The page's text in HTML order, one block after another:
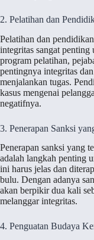
2. Pelatihan dan
Pelatihan dan
integritas sangat
program pelatihan,
pentingnya integritas
menjalankan tugas.
kasus mengenai
negatifnya.
3. Penerapan Sanksi
Penerapan sanksi yang
adalah langkah penting
ini harus jelas dan
bulu. Dengan adanya
akan berpikir dua kali
melanggar integritas.
4. Penguatan Budaya